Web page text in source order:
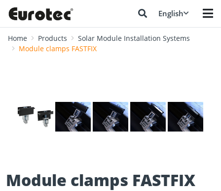
English
Home Products
Solar Module Installation Systems
Module clamps FASTFIX
Module clamps FASTFIX